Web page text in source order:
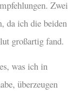
Zwei
da ich die beiden
großartig fand.
was ich in
überzeugen